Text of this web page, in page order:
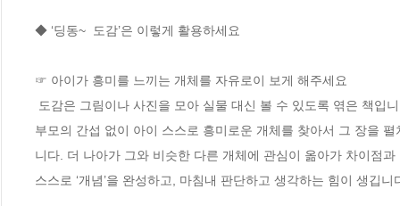
◆ ‘딩동~  도감’은 이렇게 활용하세요
☞ 아이가 흥미를 느끼는 개체를 자유로이 보게 해주세요
부모의 간섭 없이 아이 스스로 흥미로운 개체를 찾아서 그 장을
니다. 더 나아가 그와 비슷한 다른 개체에 관심이 옮아가 차이점
스스로 ‘개념’을 완성하고, 마침내 판단하고 생각하는 힘이 생깁니